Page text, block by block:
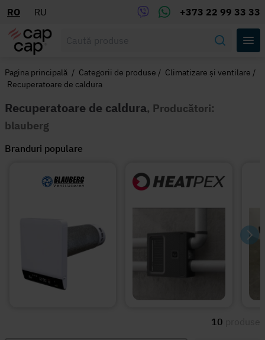
RO RU +373 22 99 33 33
Pagina principală / Categorii de produse / Climatizare și ventilare /
Recuperatoare de caldura
Recuperatoare de caldura, Producători:
blauberg
Branduri populare
10